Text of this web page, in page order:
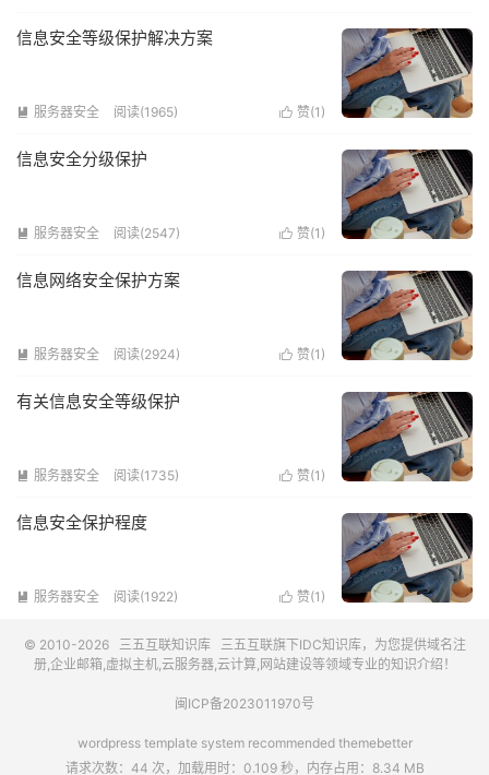
信息安全等级保护解决方案
 服务器安全 阅读(1965)  赞(1 )
信息安全分级保护
 服务器安全 阅读(2547)  赞(1 )
信息网络安全保护方案
 服务器安全 阅读(2924)  赞(1 )
有关信息安全等级保护
 服务器安全 阅读(1735)  赞(1 )
信息安全保护程度
 服务器安全 阅读(1922)  赞(1 )
© 2010-2026 三五互联知识库 三五互联旗下IDC知识库，为您提供域名注
册,企业邮箱,虚拟主机,云服务器,云计算,网站建设等领域专业的知识介绍！
闽ICP备2023011970号
wordpress template system recommended themebetter
请求次数：44 次，加载用时：0.109 秒，内存占用：8.34 MB